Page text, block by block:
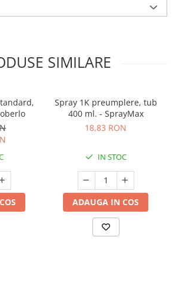
SIMILARE
Spray 1K preumplere, tub
400 ml. - SprayMax
18,83 RON
IN STOC
ADAUGA IN COS